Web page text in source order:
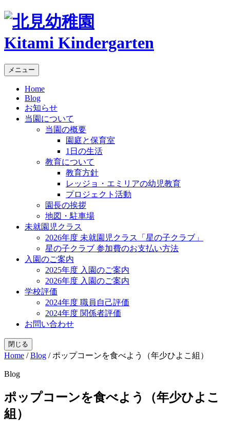
Kitami Kindergarten
メニュー
Home
Blog
お知らせ
当園について
当園の概要
園庭と保育室
1日の生活
教育について
教育方針
レッジョ・エミリアの幼児教育
プロジェクト活動
園長の挨拶
地図・駐車場
未就園児クラス
2026年度 未就園児クラス「星の子クラブ」
星の子クラブ 参加費のお支払い方法
入園のご案内
2025年度 入園のご案内
2026年度 入園のご案内
学校評価
2024年度 職員自己評価
2024年度 関係者評価
お問い合わせ
閉じる
Home /Blog / ポップコーンを食べよう（年少ひよこ組）
Blog
ポップコーンを食べよう（年少ひよこ
組）